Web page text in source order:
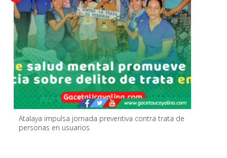
Atalaya impulsa jornada preventiva contra trata de
personas en usuarios